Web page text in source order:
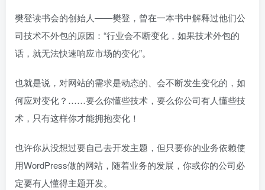
樊登读书会的创始人——樊登，曾在一本书中解释过他们公
司技术不外包的原因：“行业会不断变化，如果技术外包的
话，就无法快速响应市场的变化”。
也就是说，对网站的需求是动态的、会不断发生变化的，如
何应对变化？……要么你懂些技术，要么你公司有人懂些技
术，只有这样你才能拥抱变化！
也许你从没想过要自己去开发主题，但只要你的业务依赖使
用WordPress做的网站，随着业务的发展，你或你的公司必
定要有人懂得主题开发。